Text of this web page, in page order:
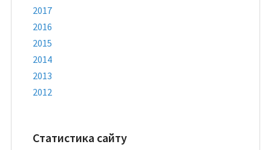
2017
2016
2015
2014
2013
2012
Статистика сайту